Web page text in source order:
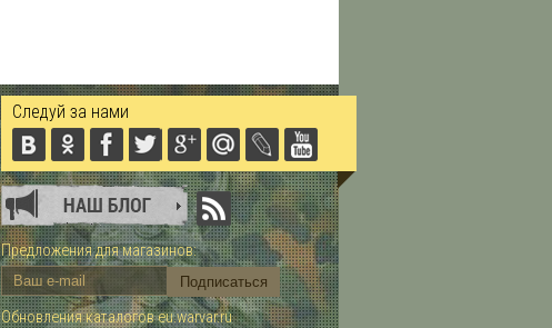
Следуй за нами
Предложения для магазинов:
Обновления каталогов eu.warvar.ru